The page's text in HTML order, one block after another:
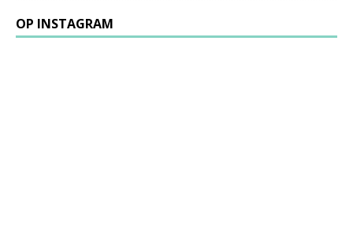
OP INSTAGRAM